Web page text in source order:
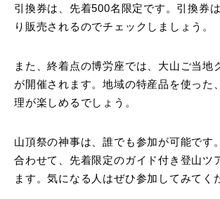
引換券は、先着500名限定です。引換券
り販売されるのでチェックしましょう。
また、終着点の博労座では、大山ご当地
が開催されます。地域の特産品を使った
理が楽しめるでしょう。
山頂祭の神事は、誰でも参加が可能です
合わせて、先着限定のガイド付き登山ツ
ます。気になる人はぜひ参加してみてく